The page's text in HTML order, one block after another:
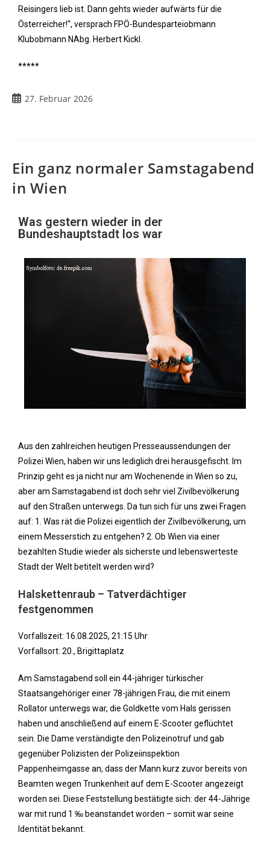
Reisingers lieb ist. Dann gehts wieder aufwärts für die
Österreicher!“, versprach FPÖ-Bundesparteiobmann
Klubobmann NAbg. Herbert Kickl.
*****
27. Februar 2026
Ein ganz normaler Samstagabend
in Wien
Was gestern wieder in der
Bundeshauptstadt los war
Aus den zahlreichen heutigen Presseaussendungen der
Polizei Wien, haben wir uns lediglich drei herausgefischt. Im
Prinzip geht es ja nicht nur am Wochenende in Wien so zu,
aber am Samstagabend ist doch sehr viel Zivilbevölkerung
auf den Straßen unterwegs. Da tun sich für uns zwei Fragen
auf: 1. Was rät die Polizei eigentlich der Zivilbevölkerung, um
einem Messerstich zu entgehen? 2. Ob Wien via einer
bezahlten Studie wieder als sicherste und lebenswerteste
Stadt der Welt betitelt werden wird?
Halskettenraub – Tatverdächtiger
festgenommen
Vorfallszeit: 16.08.2025, 21:15 Uhr
Vorfallsort: 20., Brigittaplatz
Am Samstagabend soll ein 44-jähriger türkischer
Staatsangehöriger einer 78-jährigen Frau, die mit einem
Rollator unterwegs war, die Goldkette vom Hals gerissen
haben und anschließend auf einem E-Scooter geflüchtet
sein. Die Dame verständigte den Polizeinotruf und gab
gegenüber Polizisten der Polizeiinspektion
Pappenheimgasse an, dass der Mann kurz zuvor bereits von
Beamten wegen Trunkenheit auf dem E-Scooter angezeigt
worden sei. Diese Feststellung bestätigte sich: der 44-Jährige
war mit rund 1 ‰ beanstandet worden – somit war seine
Identität bekannt.